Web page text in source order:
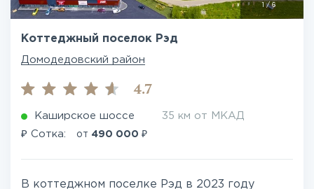
/6
Коттеджный поселок Рэд
Домодедовский район
4.7
Каширское шоссе 35 км от МКАД
₽ Сотка: от 490 000 ₽
В коттеджном поселке Рэд в 2023 году